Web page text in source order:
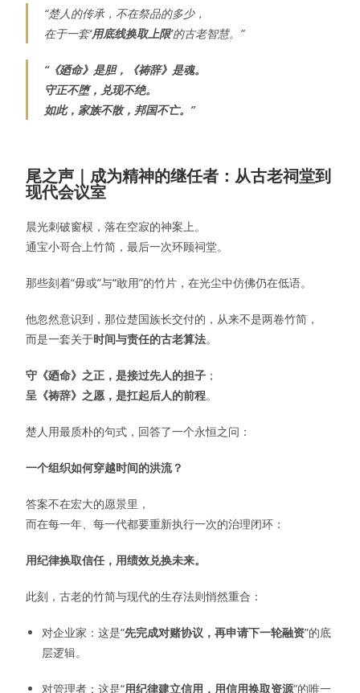
“楚人的传承，不在祭品的多少，
在于一套‘用底线换取上限’的古老智慧。”
“《廼命》是胆，《祷辞》是魂。
守正不堕，兑现不绝。
如此，家族不散，邦国不亡。”
尾之声｜成为精神的继任者：从古老祠堂到
现代会议室
晨光刺破窗棂，落在空寂的神案上。
通宝小哥合上竹简，最后一次环顾祠堂。
那些刻着“毋或”与“敢用”的竹片，在光尘中仿佛仍在低语。
他忽然意识到，那位楚国族长交付的，从来不是两卷竹简，
而是一套关于时间与责任的古老算法。
守《廼命》之正，是接过先人的担子 ；
呈《祷辞》之愿，是扛起后人的前程。
楚人用最质朴的句式，回答了一个永恒之问：
一个组织如何穿越时间的洪流？
答案不在宏大的愿景里，
而在每一年、每一代都要重新执行一次的治理闭环：
用纪律换取信任，用绩效兑换未来。
此刻，古老的竹简与现代的生存法则悄然重合：
对企业家：这是“先完成对赌协议，再申请下一轮融资”的底
层逻辑。
对管理者：这是“用纪律建立信用，用信用换取资源”的唯一